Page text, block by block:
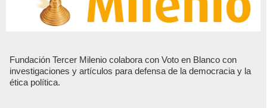
Fundación Tercer Milenio colabora con Voto en Blanco con
investigaciones y artículos para defensa de la democracia y la
ética política.